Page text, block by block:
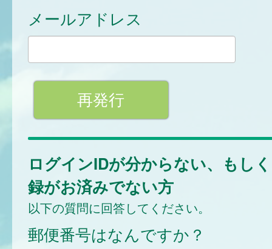
メールアドレス
ログインIDが分からない、もし
録がお済みでない方
以下の質問に回答してください。
郵便番号はなんですか？